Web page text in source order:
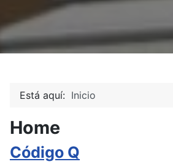
Está aquí: Inicio
Home
Código Q